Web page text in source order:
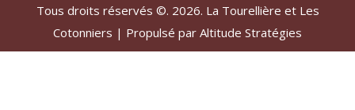
Tous droits réservés ©. 2026. La Tourellière et Les
Cotonniers | Propulsé par Altitude Stratégies